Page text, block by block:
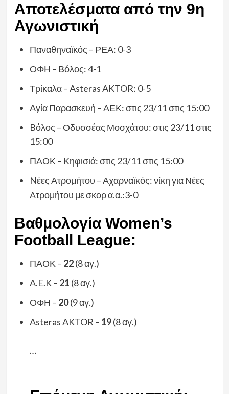
Αποτελέσματα από την 9η
Αγωνιστική
Παναθηναϊκός – ΡΕΑ: 0-3
ΟΦΗ – Βόλος: 4-1
Τρίκαλα – Asteras AKTOR: 0-5
Aγία Παρασκευή – ΑΕΚ: στις 23/11 στις 15:00
Bόλος – Οδυσσέας Μοσχάτου: στις 23/11 στις
15:00
ΠΑΟΚ – Κηφισιά: στις 23/11 στις 15:00
Nέες Ατρομήτου – Αχαρναϊκός: νίκη για Νέες
Ατρομήτου με σκορ α.α.:3-0
Βαθμολογία Women’s
Football League:
ΠΑΟΚ – 22(8 αγ.)
A.E.K – 21 (8 αγ.)
ΟΦΗ – 20(9 αγ.)
Asteras AKTOR – 19(8 αγ.)
…